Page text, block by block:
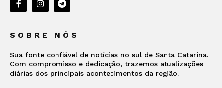
SOBRE NÓS
Sua fonte confiável de notícias no sul de Santa Catarina.
Com compromisso e dedicação, trazemos atualizações
diárias dos principais acontecimentos da região.